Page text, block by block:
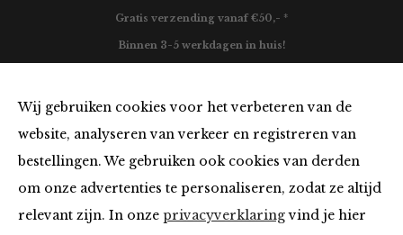
Wij gebruiken cookies voor het verbeteren van de
website, analyseren van verkeer en registreren van
bestellingen. We gebruiken ook cookies van derden
om onze advertenties te personaliseren, zodat ze altijd
relevant zijn. In onze privacyverklaringvind je hier
Gratis verzending vanaf €50,- *
Binnen 3-5 werkdagen in huis!
Must Haves